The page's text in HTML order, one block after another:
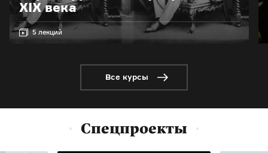
XIX века
5 лекций
Все курсы
Спецпроекты